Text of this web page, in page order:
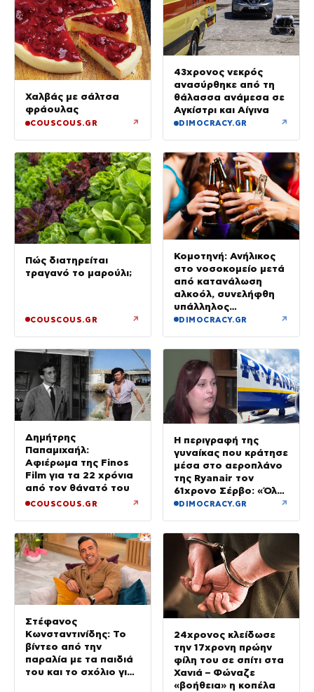
Χαλβάς με σάλτσα
φράουλας
COUSCOUS.GR ↗
43χρονος νεκρός
ανασύρθηκε από τη
θάλασσα ανάμεσα σε
Αγκίστρι και Αίγινα
DIMOCRACY.GR ↗
Πώς διατηρείται
τραγανό το μαρούλι;
COUSCOUS.GR ↗
Κομοτηνή: Ανήλικος
στο νοσοκομείο μετά
από κατανάλωση
αλκοόλ, συνελήφθη
υπάλληλος
καταστήματος
DIMOCRACY.GR ↗
Δημήτρης
Παπαμιχαήλ:
Αφιέρωμα της Finos
Film για τα 22 χρόνια
από τον θάνατό του
COUSCOUS.GR ↗
Η περιγραφή της
γυναίκας που κράτησε
μέσα στο αεροπλάνο
της Ryanair τον
61χρονο Σέρβο: «Όλα
έγιναν σε κλάσματα
DIMOCRACY.GR ↗
Στέφανος
Κωνσταντινίδης: Το
βίντεο από την
παραλία με τα παιδιά
του και το σχόλιο για
24χρονος κλείδωσε
την 17χρονη πρώην
φίλη του σε σπίτι στα
Χανιά – Φώναζε
«βοήθεια» η κοπέλα